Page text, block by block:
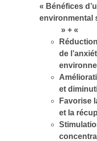
« Bénéfices
environmental
» + «
de
et
Favorise
et la